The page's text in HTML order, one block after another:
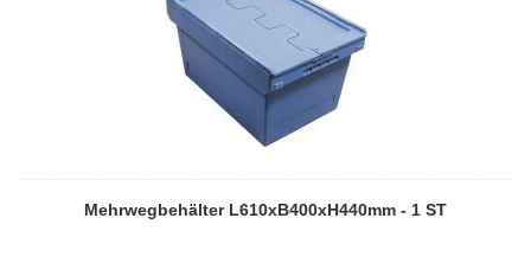
Mehrwegbehälter L610xB400xH440mm - 1 ST